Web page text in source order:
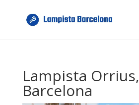
Lampista Orrius,
Barcelona